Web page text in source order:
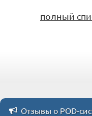
полный
Отзывы о POD-